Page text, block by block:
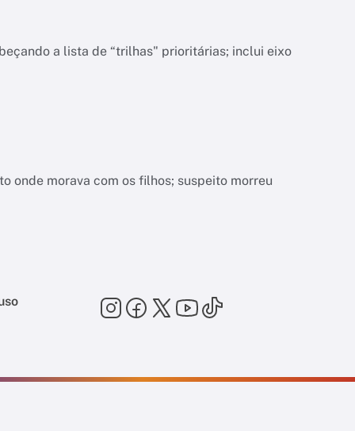
a lista de “trilhas" prioritárias; inclui eixo
onde morava com os filhos; suspeito morreu